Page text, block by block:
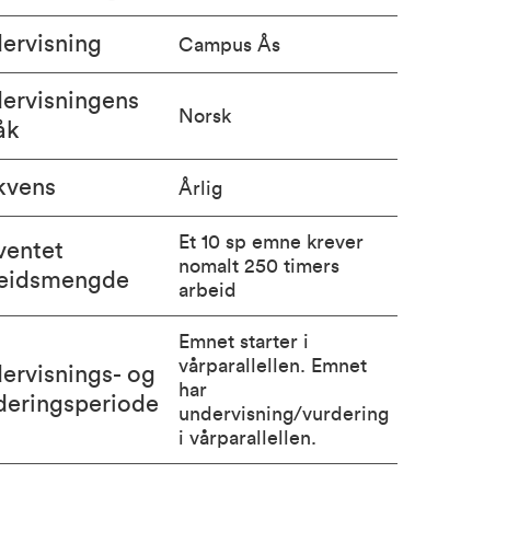
Campus Ås
Norsk
Årlig
Et 10 sp emne krever
nomalt 250 timers
arbeid
og
Emnet starter i
vårparallellen. Emnet
har
undervisning/vurdering
i vårparallellen.